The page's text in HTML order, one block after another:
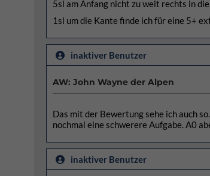
5sl am Anfang nicht zu weit rechts in
1sl um die Kante finde ich für eine 5+
inaktiver Benutzer
AW: John Wayne der Alpen
Das mit der Bewertung sehe ich auch
nochmal eine schwerere Aufgabe. A0
inaktiver Benutzer